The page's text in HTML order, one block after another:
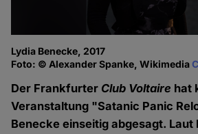
Lydia Benecke, 2017
Foto: © Alexander Spanke, Wikimedia
Der Frankfurter Club Voltaire hat
Veranstaltung "Satanic Panic
Benecke einseitig abgesagt. Laut